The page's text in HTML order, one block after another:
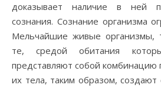
доказывает наличие в ней
сознания. Сознание организма
Мельчайшие живые организмы,
те, средой обитания
представляют собой комбинацию
их тела, таким образом, создают